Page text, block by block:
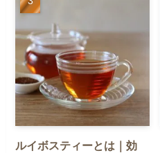
ルイボスティーとは｜効